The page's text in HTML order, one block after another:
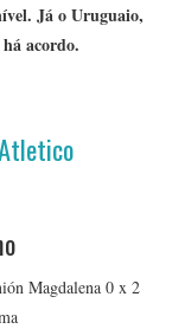
Já o Uruguaio,
acordo.
Magdalena 0 x 2